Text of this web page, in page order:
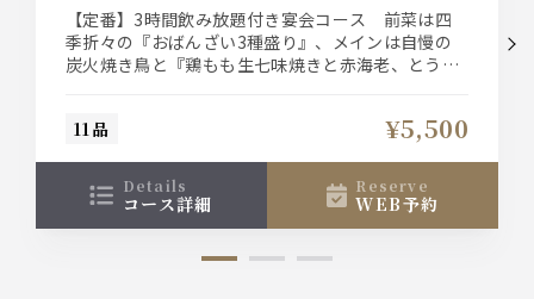
【定番】3時間飲み放題付き宴会コース 前菜は四
季折々の『おばんざい3種盛り』、メインは自慢の
炭火焼き鳥と『鶏もも生七味焼きと赤海老、とうも
11品 ¥5,500
details
コース詳細
reserve
WEB予約